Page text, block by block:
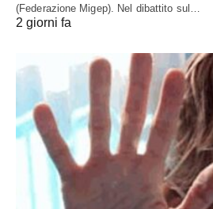
(Federazione Migep). Nel dibattito sul…
2 giorni fa